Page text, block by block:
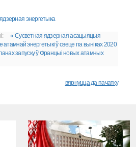
энергетыка
« Сусветная ядзерная асацыяцыя
атамнай энергетыкі ў свеце па выніках 2020
запуску ў Францыі новых атамных
вярнуцца да пачатку